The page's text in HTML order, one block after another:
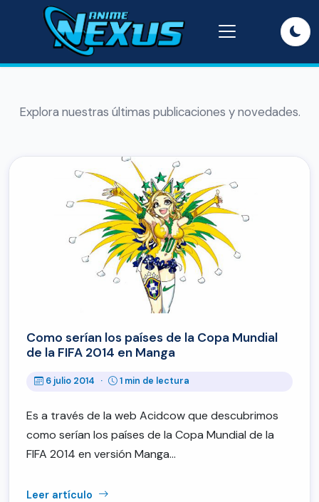
Explora nuestras últimas publicaciones y novedades.
Como serían los países de la Copa Mundial
de la FIFA 2014 en Manga
6 julio 2014 · 1 min de lectura
Es a través de la web Acidcow que descubrimos
como serían los países de la Copa Mundial de la
FIFA 2014 en versión Manga…
Leer artículo